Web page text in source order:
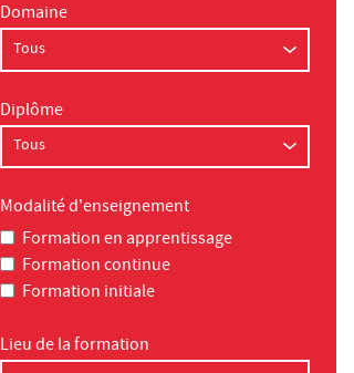
Domaine
Diplôme
Modalité d'enseignement
Formation en apprentissage
Formation continue
Formation initiale
Lieu de la formation